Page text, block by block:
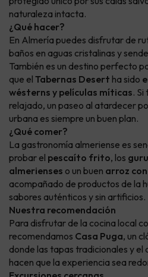
naturaleza intacta.
¿Qué hacer?
En Almería puedes disfrutar de
baños en aguas cristalinas y
También es un destino perfecto
que el Tabernas Desert ha sido
wésterns y películas míticas.
relajado, un paseo al atardecer
urbana es siempre un buen plan.
¿Qué comer?
La gastronomía almeriense es
probar el pescaíto frito, los
almerienses o un buen arroz
acompañado de productos de la
sabores auténticos y sin artificios.
Nuestra recomendación
Para disfrutar de la cocina local
recomendamos Casa Puga, un
donde las tapas tradicionales y el
hacen que la experiencia sea